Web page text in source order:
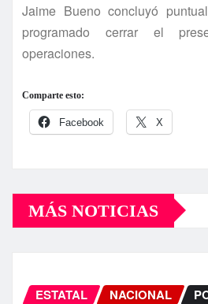
Jaime Bueno concluyó
programado cerrar el
operaciones.
Comparte esto:
Facebook X
MÁS NOTICIAS
ESTATAL NACIONAL